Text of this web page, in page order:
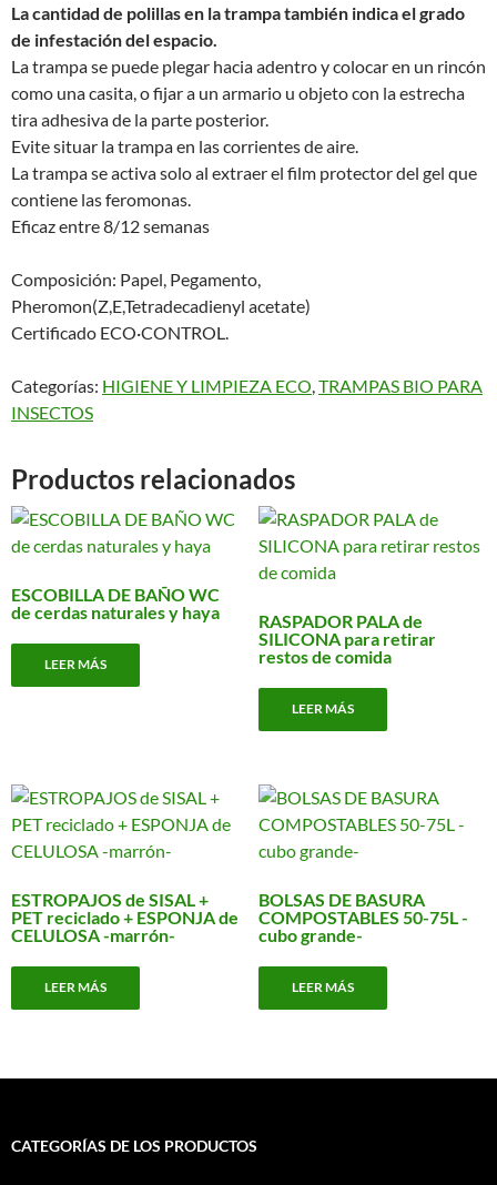
La cantidad de polillas en la trampa también indica el grado
de infestación del espacio.
La trampa se puede plegar hacia adentro y colocar en un rincón
como una casita, o fijar a un armario u objeto con la estrecha
tira adhesiva de la parte posterior.
Evite situar la trampa en las corrientes de aire.
La trampa se activa solo al extraer el film protector del gel que
contiene las feromonas.
Eficaz entre 8/12 semanas
Composición: Papel, Pegamento,
Pheromon(Z,E,Tetradecadienyl acetate)
Certificado ECO·CONTROL.
Categorías: HIGIENE Y LIMPIEZA ECO TRAMPAS BIO PARA
INSECTOS
Productos relacionados
ESCOBILLA DE BAÑO WC
de cerdas naturales y haya
LEER MÁS
RASPADOR PALA de
SILICONA para retirar
restos de comida
LEER MÁS
ESTROPAJOS de SISAL +
PET reciclado + ESPONJA de
CELULOSA -marrón-
LEER MÁS
BOLSAS DE BASURA
COMPOSTABLES 50-75L -
cubo grande-
LEER MÁS
CATEGORÍAS DE LOS PRODUCTOS